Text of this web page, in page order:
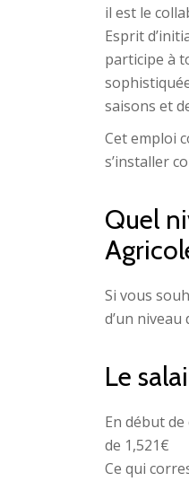
il est le
Esprit
participe à
saisons et
Cet emploi
s’installer
Quel
Si vous
d’un
Le
En début
de 1,521€
Ce qui